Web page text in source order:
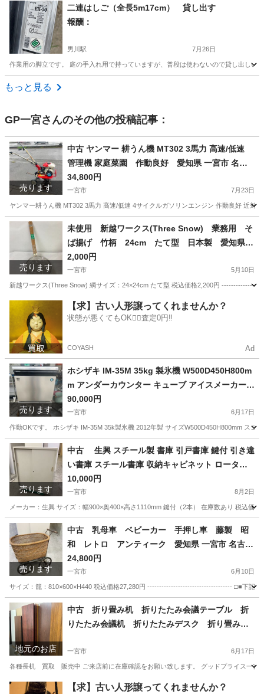
愛知 岡崎市 男川駅 貸したい
二連はしご（全長5m17cm） 貸し出す
報酬：
男川駅 7月26日
作業用の脚立です。 庭の手入れ用で持っていますが、普段は使わないので貸し出し
愛知 岡崎市
もっと見る
GP一宮さんのその他の投稿記事：
売ります
中古 ヤンマー 耕うん機 MT302 3馬力 高速/低速
管理機 家庭菜園 作動良好 愛知県 一宮市 名古
屋 稲沢 江南 岩倉 岐阜 羽島 各務ヶ原 三重 愛知 グ
ッドプライス一宮
34,800円
一宮市 7月23日
ヤンマー耕うん機 MT302 3馬力 高速/低速 4サイクルガソリンエンジン 作動良好 近
愛知 一宮市 その他 耕うん機
売ります
未使用 新越ワークス(Three Snow) 業務用 そ
ば揚げ 竹柄 24cm たて型 日本製 愛知県
一宮市 名古屋 稲沢 江南 岩倉 岐阜 羽島 各務ヶ原
三重 愛知 グッドプライス一宮
2,000円
一宮市 5月10日
新越ワークス(Three Snow) 網サイズ：24×24cm たて型 税込価格2,200円
調理器具 ワークス
【求】古い人形譲ってくれませんか？
状態が悪くてもOK🙆‍♀️査定0円‼️
COYASH Ad
売ります
ホシザキ IM-35M 35kg 製氷機 W500D450H800m
m アンダーカウンター キューブ アイスメーカー
愛知県 一宮市 名古屋 稲沢 江南 岩倉 岐阜 羽島 各
務ヶ原 三重 愛知 グッドプライス一宮
90,000円
一宮市 6月17日
作動OKです。 ホシザキ IM-35M 35k製氷機 2012年製 サイズW500D450H800mm ス
愛知 一宮市 その他
売ります
中古 生興 スチール製 書庫 引戸書庫 鍵付 引き違
い書庫 スチール書庫 収納キャビネット ロータイ
プ 3段 ローキャビネット 幅900×奥400×高さ1
110mm 愛知 一宮市 江南市 稲沢市 岩倉
市 名古屋 岐阜 各務ヶ原 羽島 三重 グッ
ドプライス一宮
10,000円
一宮市 8月2日
メーカー：生興 サイズ：幅900×奥400×高さ1110mm 鍵付（2本） 在庫数あり 税込
愛知 一宮市 オフィス用家具 書庫
売ります
中古 乳母車 ベビーカー 手押し車 藤製 昭
和 レトロ アンティーク 愛知県 一宮市 名古屋
稲沢 江南 岩倉 岐阜 羽島 各務ヶ原 三重 愛知 グッ
ドプライス一宮
24,800円
一宮市 6月10日
サイズ：籠：810×600×H440 税込価格27,280円 ------------------------------------ □■下記
愛知 一宮市 その他 乳母車
地元のお店
中古 折り畳み机 折りたたみ会議テーブル 折
りたたみ会議机 折りたたみデスク 折り畳み会
市 稲沢市 名古屋 岐阜 各務ヶ原 岐南町
羽島 三重 グッドプライス一宮
一宮市 6月17日
各種長机 買取 販売中 ご来店前に在庫確認をお願い致します。 グッドプライス
愛知 一宮市 リサイクルショップ 買取
【求】古い人形譲ってくれませんか？